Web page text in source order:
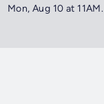
Mon, Aug 10 at 11AM.